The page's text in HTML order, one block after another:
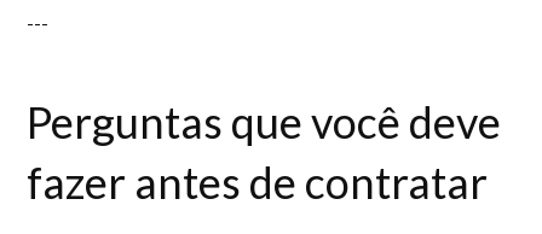
---
Perguntas que você deve
fazer antes de contratar